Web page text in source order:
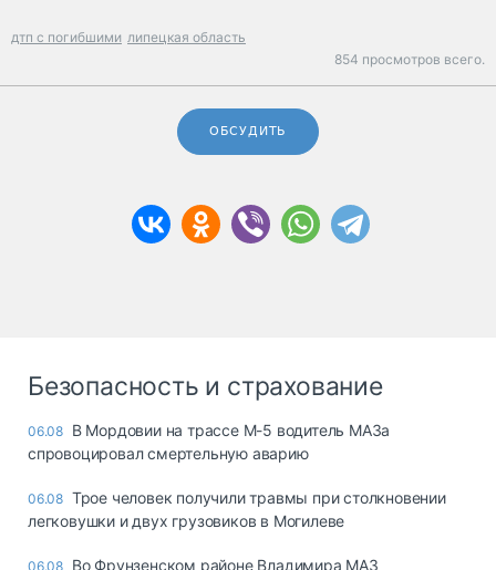
дтп с погибшими липецкая область
854 просмотров всего.
ОБСУДИТЬ
Безопасность и страхование
06.08 В Мордовии на трассе М-5 водитель МАЗа
спровоцировал смертельную аварию
06.08 Трое человек получили травмы при столкновении
легковушки и двух грузовиков в Могилеве
06.08 Во Фрунзенском районе Владимира МАЗ